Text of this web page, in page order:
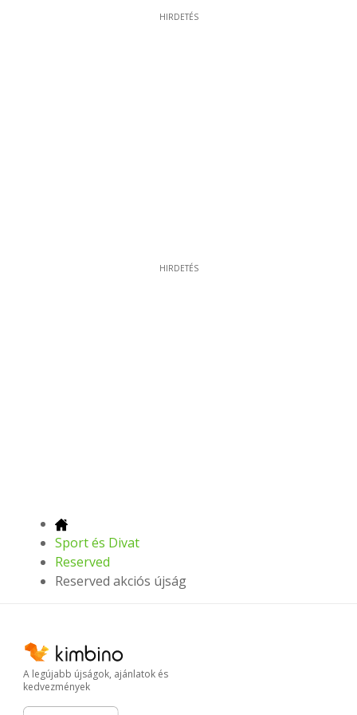
HIRDETÉS
HIRDETÉS
Sport és Divat
Reserved
Reserved akciós újság
A legújabb újságok, ajánlatok és
kedvezmények